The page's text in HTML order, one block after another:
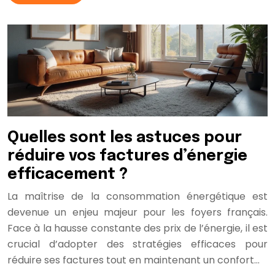
Quelles sont les astuces pour
réduire vos factures d’énergie
efficacement ?
La maîtrise de la consommation énergétique est
devenue un enjeu majeur pour les foyers français.
Face à la hausse constante des prix de l’énergie, il est
crucial d’adopter des stratégies efficaces pour
réduire ses factures tout en maintenant un confort…